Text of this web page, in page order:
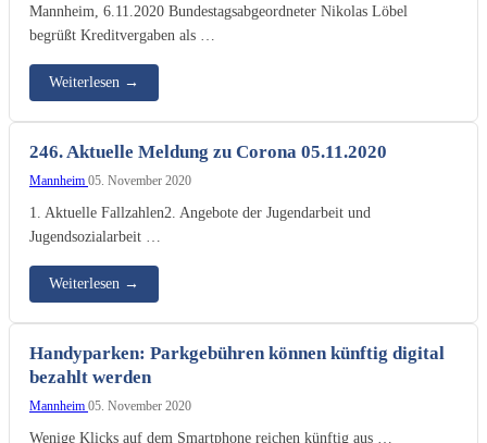
Mannheim, 6.11.2020 Bundestagsabgeordneter Nikolas Löbel
begrüßt Kreditvergaben als …
Weiterlesen →
246. Aktuelle Meldung zu Corona 05.11.2020
Mannheim 05. November 2020
1. Aktuelle Fallzahlen2. Angebote der Jugendarbeit und
Jugendsozialarbeit …
Weiterlesen →
Handyparken: Parkgebühren können künftig digital
bezahlt werden
Mannheim 05. November 2020
Wenige Klicks auf dem Smartphone reichen künftig aus …